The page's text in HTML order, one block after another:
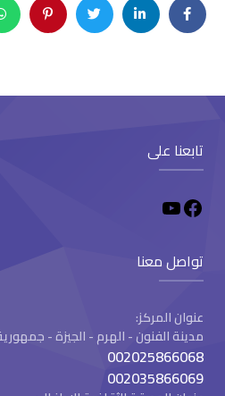
تابعنا على
تواصل معنا
عنوان المركز:
مدينة الفنون - الهرم - الجيزة -
002025866068
002035866069